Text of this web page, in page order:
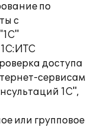
по
с
доступа
сервисам
1С",
или групповое